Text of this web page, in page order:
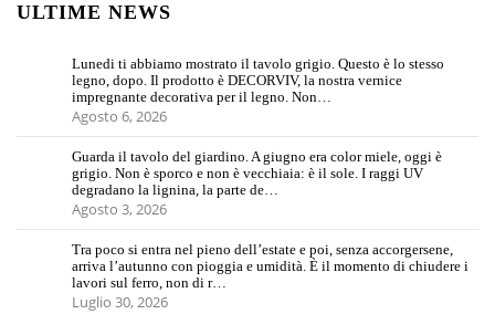
ULTIME NEWS
Lunedi ti abbiamo mostrato il tavolo grigio. Questo è lo stesso
legno, dopo. Il prodotto è DECORVIV, la nostra vernice
impregnante decorativa per il legno. Non…
Agosto 6, 2026
Guarda il tavolo del giardino. A giugno era color miele, oggi è
grigio. Non è sporco e non è vecchiaia: è il sole. I raggi UV
degradano la lignina, la parte de…
Agosto 3, 2026
Tra poco si entra nel pieno dell’estate e poi, senza accorgersene,
arriva l’autunno con pioggia e umidità. È il momento di chiudere i
lavori sul ferro, non di r…
Luglio 30, 2026